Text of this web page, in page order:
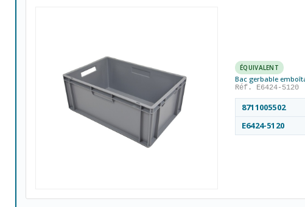
ÉQUIVALENT
Bac gerbable
Réf. E6424-5120
8711005502
E6424-5120